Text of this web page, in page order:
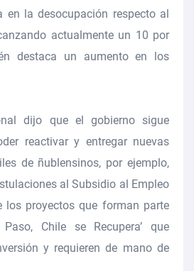
en la desocupación respecto al
actualmente un 10 por
destaca un aumento en los
dijo que el gobierno sigue
reactivar y entregar nuevas
de ñublensinos, por ejemplo,
al Subsidio al Empleo
los proyectos que forman parte
Chile se Recupera’ que
y requieren de mano de